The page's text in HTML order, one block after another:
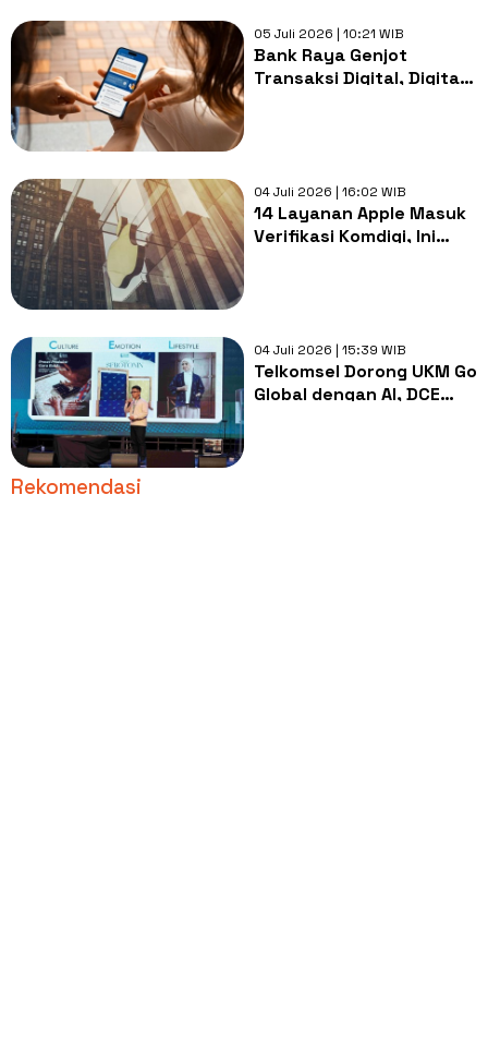
05 Juli 2026 | 10:21 WIB
Bank Raya Genjot
Transaksi Digital, Digital
04 Juli 2026 | 16:02 WIB
14 Layanan Apple Masuk
Verifikasi Komdigi, Ini
04 Juli 2026 | 15:39 WIB
Telkomsel Dorong UKM Go
Global dengan AI, DCE
Rekomendasi